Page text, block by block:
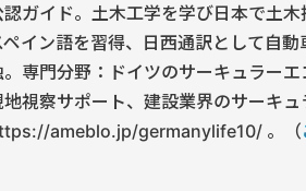
認ガイド。土木工学を学び日本で土
ペイン語を習得、日西通訳として自
。専門分野：ドイツのサーキュラー
地視察サポート、建設業界のサーキ
ameblo.jp/germanylife10/ 。（